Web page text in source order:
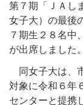
第７期「ＪＡし
女子大）の最後
７期生２８名中
が出席しました。
同女子大は、
対象に令和６年
センターと提携